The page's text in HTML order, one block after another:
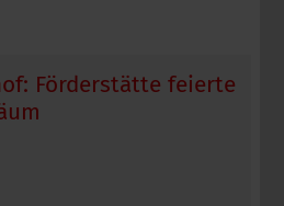
Förderstätte feierte